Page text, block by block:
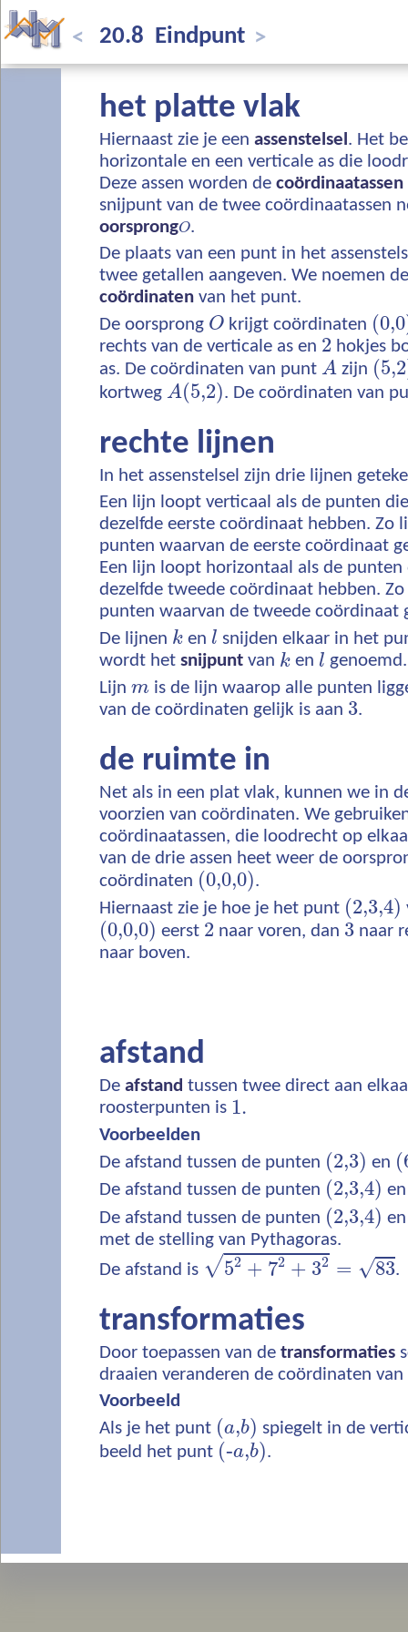
< 20.8 Eindpunt >
het platte vlak
Hiernaast zie je een assenstelsel . Het
horizontale en een verticale as die
Deze assen worden de coördinaatassen
snijpunt van de twee coördinaatassen
oorsprongO.
De plaats van een punt in het
twee getallen aangeven. We noemen
coördinaten van het punt.
De oorsprong O krijgt coördinaten (0,0
rechts van de verticale as en 2 hokjes
as. De coördinaten van punt A zijn (5,2
kortweg A(5,2). De coördinaten van
rechte lijnen
In het assenstelsel zijn drie lijnen
Een lijn loopt verticaal als de punten
dezelfde eerste coördinaat hebben. Zo
punten waarvan de eerste coördinaat
Een lijn loopt horizontaal als de
dezelfde tweede coördinaat hebben.
punten waarvan de tweede coördinaat
De lijnen k en l snijden elkaar in het
wordt het snijpunt van k en l genoemd.
Lijn m is de lijn waarop alle punten
van de coördinaten gelijk is aan 3.
de ruimte in
Net als in een plat vlak, kunnen we in
voorzien van coördinaten. We
coördinaatassen, die loodrecht op
van de drie assen heet weer de
coördinaten (0,0,0).
Hiernaast zie je hoe je het punt (2,3,4)
(0,0,0) eerst 2 naar voren, dan 3 naar
naar boven.
afstand
De afstand tussen twee direct aan
roosterpunten is 1.
Voorbeelden
De afstand tussen de punten (2,3) en (
De afstand tussen de punten (2,3,4)
De afstand tussen de punten (2,3,4)
met de stelling van Pythagoras.
De afstand is √52 + 72 + 32 = √83.
transformaties
Door toepassen van de transformaties
draaien veranderen de coördinaten
Voorbeeld
Als je het punt (a,b) spiegelt in de
beeld het punt (‐a,b).